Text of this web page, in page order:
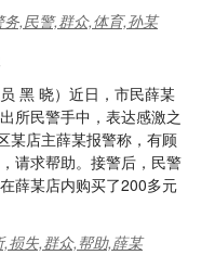
,民警,群众,体育,孙某
黑 晓）近日，市民薛某
所民警手中，表达感激之
某店主薛某报警称，有顾
请求帮助。接警后，民警
薛某店内购买了200多元
损失,群众,帮助,薛某